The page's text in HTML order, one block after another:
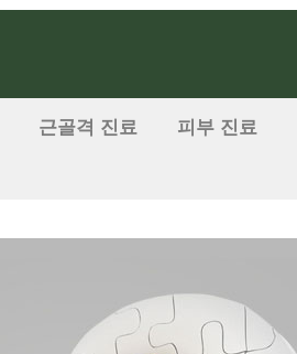
근골격 진료 피부 진료